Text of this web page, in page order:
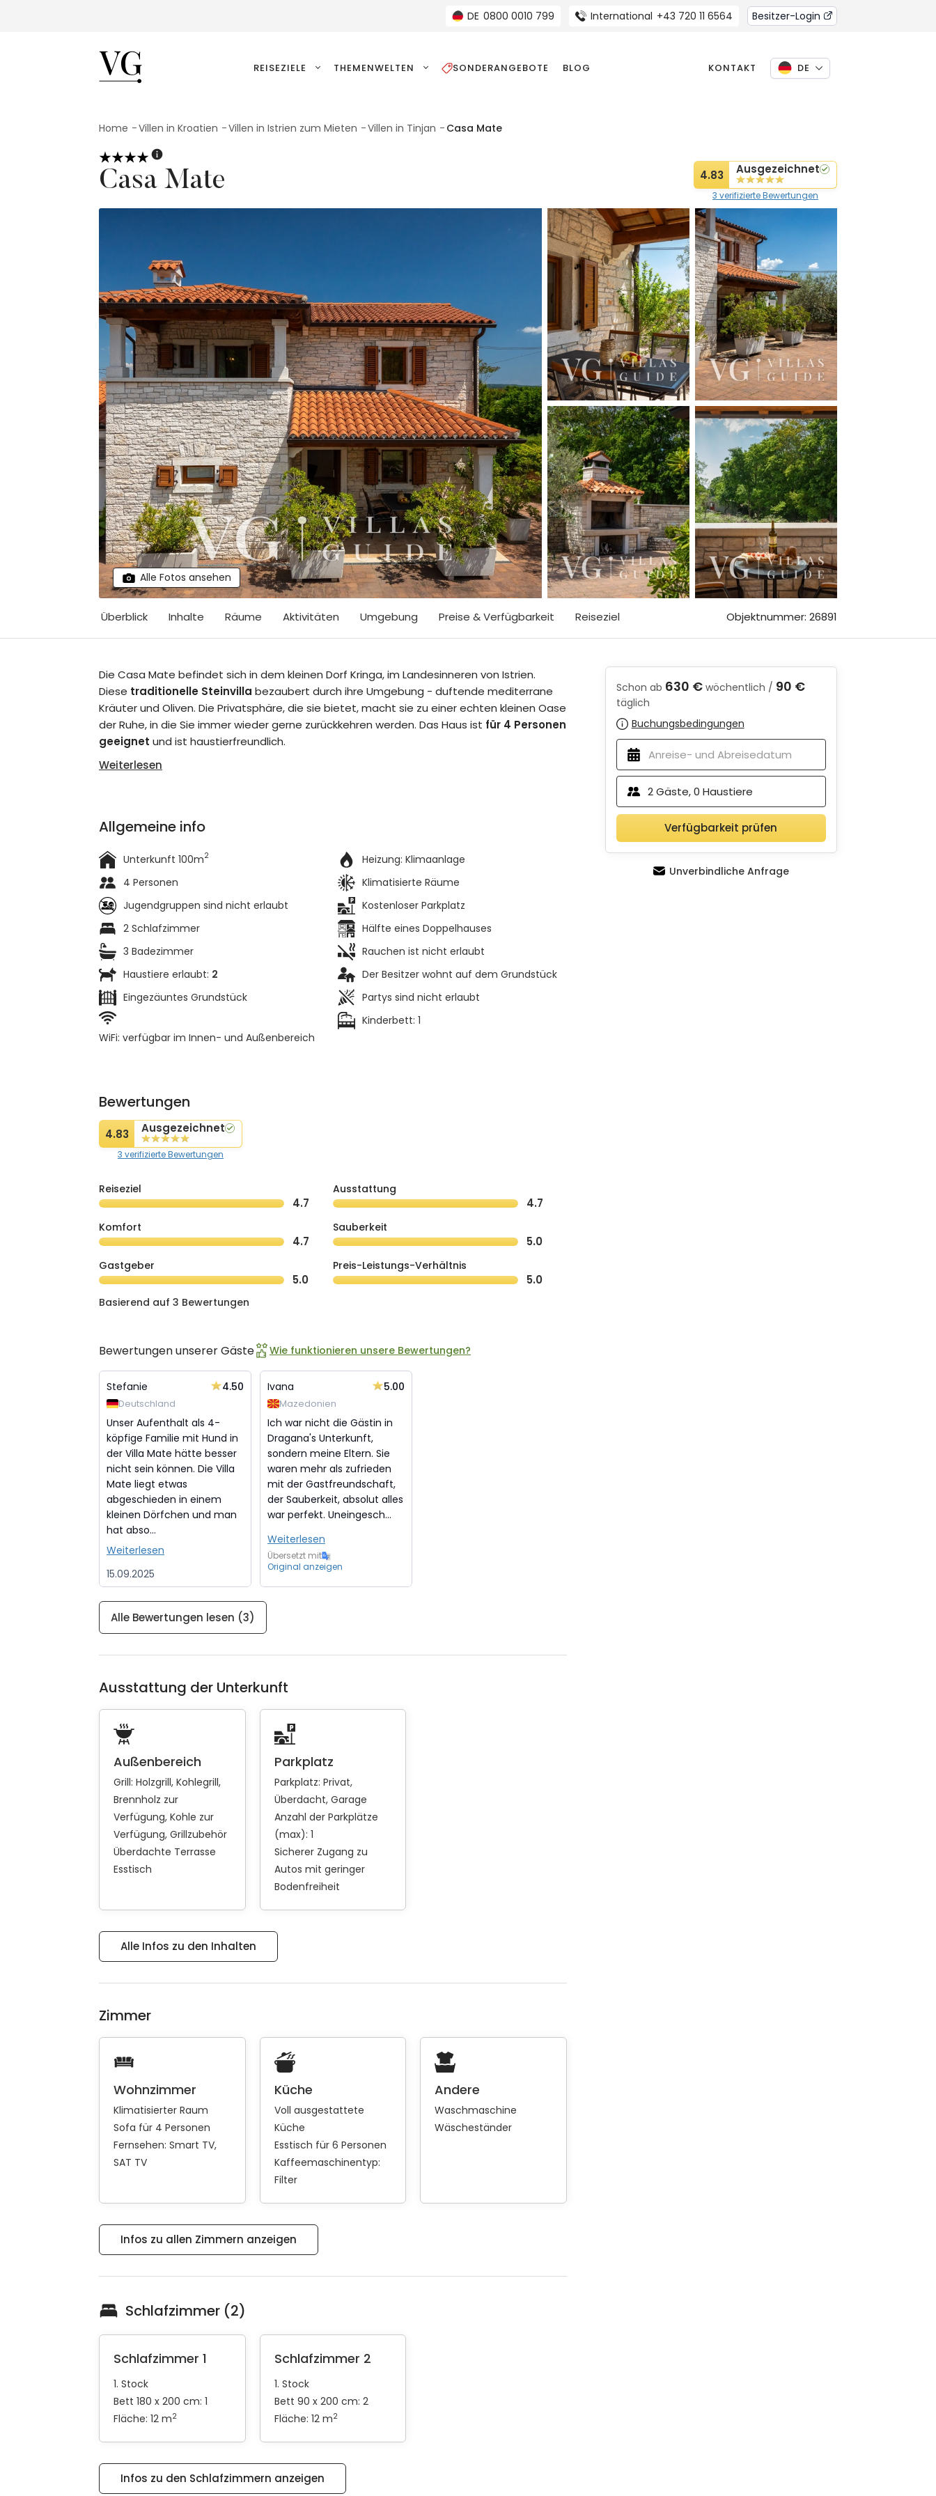
DE 0800 0010 799 International +43 720 11 6564 Besitzer-Login
VillasGuide
REISEZIELE THEMENWELTEN SONDERANGEBOTE BLOG KONTAKT DE
Home Villen in Kroatien Villen in Istrien zum Mieten Villen in Tinjan Casa Mate
Casa Mate 4.83 Ausgezeichnet
3 verifizierte Bewertungen
Alle Fotos ansehen
Überblick Inhalte Räume Aktivitäten Umgebung Preise & Verfügbarkeit Reiseziel Objektnummer: 26891
Die Casa Mate befindet sich in dem kleinen Dorf Kringa, im Landesinneren von Istrien.
Diese traditionelle Steinvilla bezaubert durch ihre Umgebung - duftende mediterrane
Kräuter und Oliven. Die Privatsphäre, die sie bietet, macht sie zu einer echten kleinen Oase
der Ruhe, in die Sie immer wieder gerne zurückkehren werden. Das Haus ist für 4 Personen
geeignet und ist haustierfreundlich.
Weiterlesen
Allgemeine info
Unterkunft 100m2
4 Personen
Jugendgruppen sind nicht erlaubt
2 Schlafzimmer
3 Badezimmer
Haustiere erlaubt: 2
Eingezäuntes Grundstück
WiFi: verfügbar im Innen- und Außenbereich
Heizung: Klimaanlage
Klimatisierte Räume
Kostenloser Parkplatz
Hälfte eines Doppelhauses
Rauchen ist nicht erlaubt
Der Besitzer wohnt auf dem Grundstück
Partys sind nicht erlaubt
Kinderbett: 1
Bewertungen
4.83 Ausgezeichnet
3 verifizierte Bewertungen
Reiseziel
4.7
Ausstattung
4.7
Komfort
4.7
Sauberkeit
5.0
Gastgeber
5.0
Preis-Leistungs-Verhältnis
5.0
Basierend auf 3 Bewertungen
Bewertungen unserer Gäste Wie funktionieren unsere Bewertungen?
Stefanie 4.50
Deutschland
Unser Aufenthalt als 4-
köpfige Familie mit Hund in
der Villa Mate hätte besser
nicht sein können. Die Villa
Mate liegt etwas
abgeschieden in einem
kleinen Dörfchen und man
hat abso...
Weiterlesen
15.09.2025
Ivana 5.00
Mazedonien
Ich war nicht die Gästin in
Dragana's Unterkunft,
sondern meine Eltern. Sie
waren mehr als zufrieden
mit der Gastfreundschaft,
der Sauberkeit, absolut alles
war perfekt. Uneingesch...
Weiterlesen
Übersetzt mit
Original anzeigen
Alle Bewertungen lesen (3)
Ausstattung der Unterkunft
Außenbereich
Grill: Holzgrill Kohlegrill
Brennholz zur
Verfügung Kohle zur
Verfügung Grillzubehör
Überdachte Terrasse
Esstisch
Parkplatz
Parkplatz: Privat
Überdacht Garage
Anzahl der Parkplätze
(max): 1
Sicherer Zugang zu
Autos mit geringer
Bodenfreiheit
Alle Infos zu den Inhalten
Zimmer
Wohnzimmer
Klimatisierter Raum
Sofa für 4 Personen
Fernsehen: Smart TV
SAT TV
Küche
Voll ausgestattete
Küche
Esstisch für 6 Personen
Kaffeemaschinentyp:
Filter
Andere
Waschmaschine
Wäscheständer
Infos zu allen Zimmern anzeigen
Schlafzimmer (2)
Schlafzimmer 1
1. Stock
Bett 180 x 200 cm: 1
Fläche: 12 m2
Schlafzimmer 2
1. Stock
Bett 90 x 200 cm: 2
Fläche: 12 m2
Infos zu den Schlafzimmern anzeigen
Schon ab 630 €wöchentlich / 90 €
täglich
Buchungsbedingungen
2Gäste,0 Haustiere
Verfügbarkeit prüfen
Unverbindliche Anfrage